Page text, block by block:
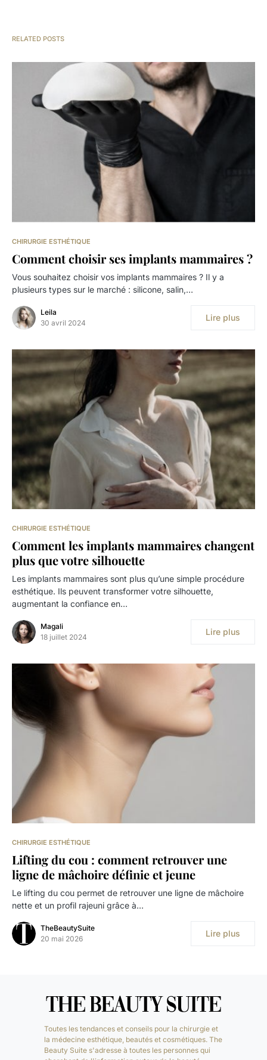
RELATED POSTS
CHIRURGIE ESTHÉTIQUE
Comment choisir ses implants mammaires ?
Vous souhaitez choisir vos implants mammaires ? Il y a
plusieurs types sur le marché : silicone, salin,…
Leila
30 avril 2024
Lire plus
CHIRURGIE ESTHÉTIQUE
Comment les implants mammaires changent
plus que votre silhouette
Les implants mammaires sont plus qu’une simple procédure
esthétique. Ils peuvent transformer votre silhouette,
augmentant la confiance en…
Magali
18 juillet 2024
Lire plus
CHIRURGIE ESTHÉTIQUE
Lifting du cou : comment retrouver une
ligne de mâchoire définie et jeune
Le lifting du cou permet de retrouver une ligne de mâchoire
nette et un profil rajeuni grâce à…
TheBeautySuite
20 mai 2026
Lire plus
Toutes les tendances et conseils pour la chirurgie et
la médecine esthétique, beautés et cosmétiques. The
Beauty Suite s'adresse à toutes les personnes qui